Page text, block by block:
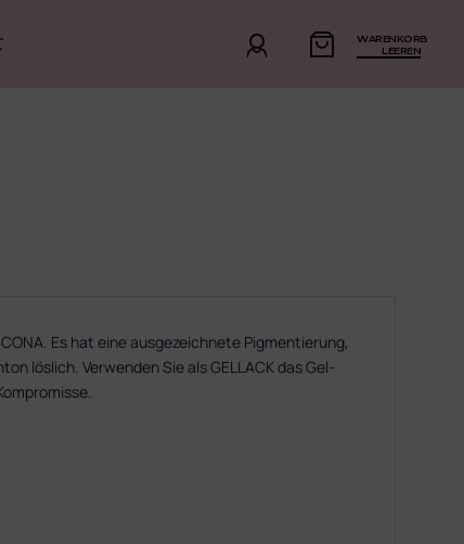
WARENKORB
LEEREN
Es hat eine ausgezeichnete Pigmentierung,
löslich. Verwenden Sie als GELLACK das Gel-